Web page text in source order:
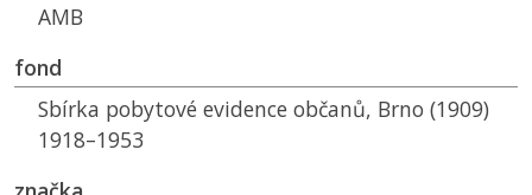
AMB
fond
Sbírka pobytové evidence občanů, Brno (1909)
1918–1953